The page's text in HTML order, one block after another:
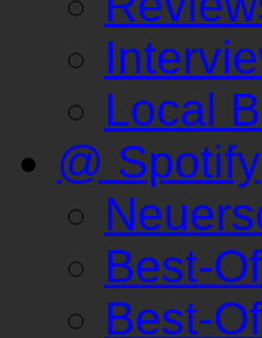
Local
@ Spotify
Best-
Best-